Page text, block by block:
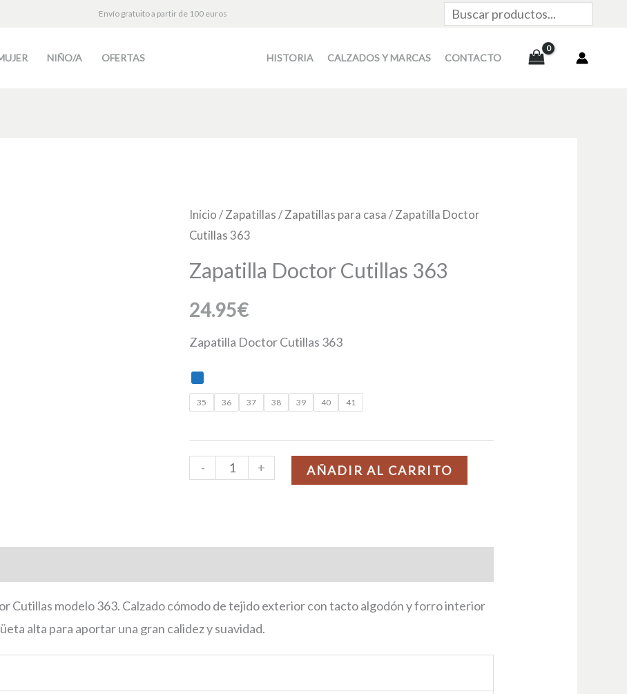
Envío gratuito a partir de 100 euros Buscar
NIÑO/A OFERTAS HISTORIA CALZADOS Y MARCAS CONTACTO
Inicio / Zapatillas / Zapatillas para casa / Zapatilla Doctor
Cutillas 363
Zapatilla Doctor Cutillas 363
24.95€
Zapatilla Doctor Cutillas 363
35 36 37 38 39 40 41
-
Zapatilla
Doctor
Cutillas
363
cantidad
+ AÑADIR AL CARRITO
Cutillas modelo 363. Calzado cómodo de tejido exterior con tacto algodón y forro interior
alta para aportar una gran calidez y suavidad.